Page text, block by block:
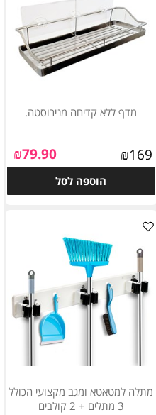
מדף ללא קדיחה מנירוסטה.
₪169
₪79.90
הוספה לסל
מתלה למטאטא ומגב מקצועי הכולל
3 מתלים + 2 קולבים